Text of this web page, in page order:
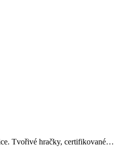
Tvořivé hračky, certifikované…